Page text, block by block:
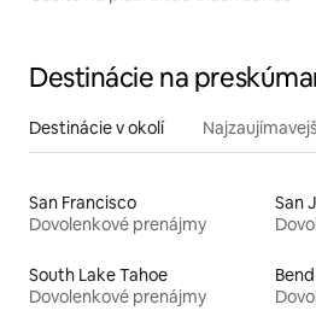
Destinácie na
Destinácie v okolí
San Francisco
Dovolenkové prenájmy
San
South Lake Tahoe
Dovolenkové prenájmy
Bend